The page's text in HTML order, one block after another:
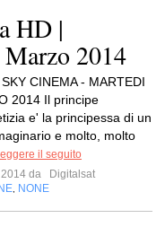
HD |
2014
CINEMA - MARTEDI
2014 Il principe
e' la principessa di un
e molto, molto
il seguito
2014 da
Digitalsat
NONE